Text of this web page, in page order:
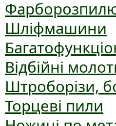
Шліфмашини
Відбійні
Штроборізи,
Торцеві пили